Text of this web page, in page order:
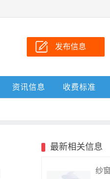
发布信息
资讯信息 收费标准
最新相关信息
纱